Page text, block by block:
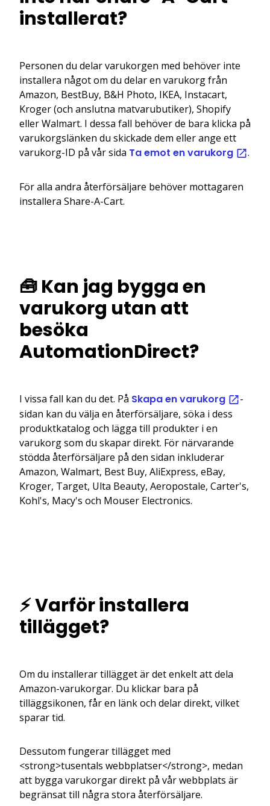
installerat?
Personen du delar varukorgen med behöver inte
installera något om du delar en varukorg från
Amazon, BestBuy, B&H Photo, IKEA, Instacart,
Kroger (och anslutna matvarubutiker), Shopify
eller Walmart. I dessa fall behöver de bara klicka på
varukorgslänken du skickade dem eller ange ett
varukorg-ID på vår sida Ta emot en varukorg .
För alla andra återförsäljare behöver mottagaren
installera Share-A-Cart.
🧰 Kan jag bygga en
varukorg utan att
besöka
AutomationDirect?
I vissa fall kan du det. På Skapa en varukorg
-
sidan kan du välja en återförsäljare, söka i dess
produktkatalog och lägga till produkter i en
varukorg som du skapar direkt. För närvarande
stödda återförsäljare på den sidan inkluderar
Amazon, Walmart, Best Buy, AliExpress, eBay,
Kroger, Target, Ulta Beauty, Aeropostale, Carter's,
Kohl's, Macy's och Mouser Electronics.
⚡ Varför installera
tillägget?
Om du installerar tillägget är det enkelt att dela
Amazon-varukorgar. Du klickar bara på
tilläggsikonen, får en länk och delar direkt, vilket
sparar tid.
Dessutom fungerar tillägget med
<strong>tusentals webbplatser</strong>, medan
att bygga varukorgar direkt på vår webbplats är
begränsat till några stora återförsäljare.